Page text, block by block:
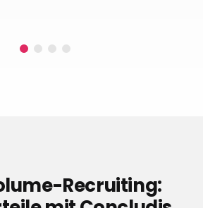
Recruiting: